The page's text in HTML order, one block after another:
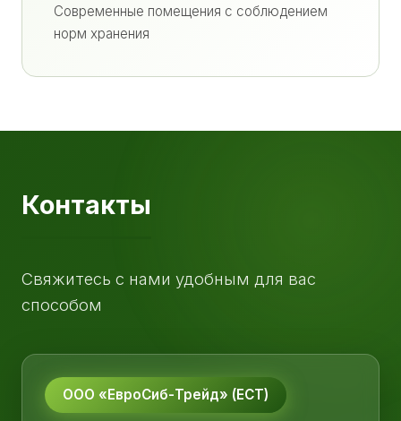
Современные помещения с соблюдением
норм хранения
Контакты
Свяжитесь с нами удобным для вас
способом
ООО «ЕвроСиб-Трейд» (ЕСТ)